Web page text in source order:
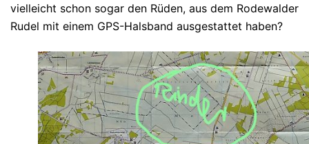
vielleicht schon sogar den Rüden, aus dem Rodewalder
Rudel mit einem GPS-Halsband ausgestattet haben?